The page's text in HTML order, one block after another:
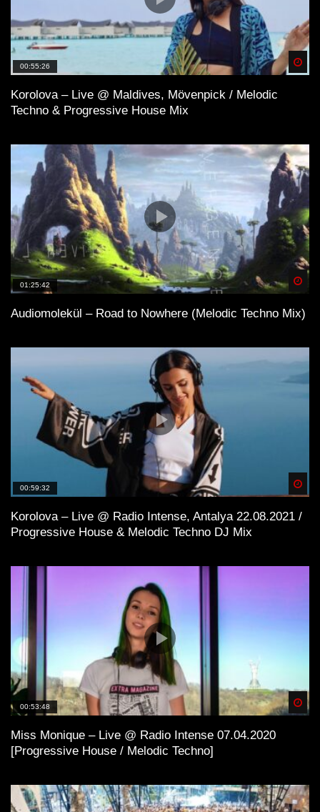
00:55:26
Korolova – Live @ Maldives, Mövenpick / Melodic
Techno & Progressive House Mix
01:25:42
Audiomolekül – Road to Nowhere (Melodic Techno Mix)
00:59:32
Korolova – Live @ Radio Intense, Antalya 22.08.2021 /
Progressive House & Melodic Techno DJ Mix
00:53:48
Miss Monique – Live @ Radio Intense 07.04.2020
[Progressive House / Melodic Techno]